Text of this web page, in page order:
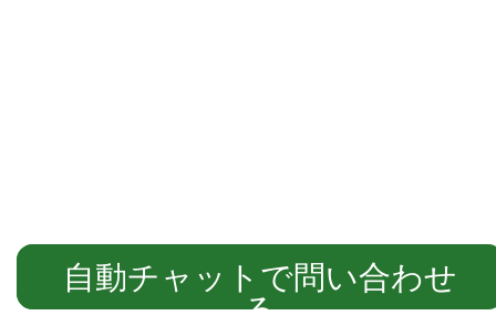
自動チャットでご案内します
自動チャットで問い合わせ
る